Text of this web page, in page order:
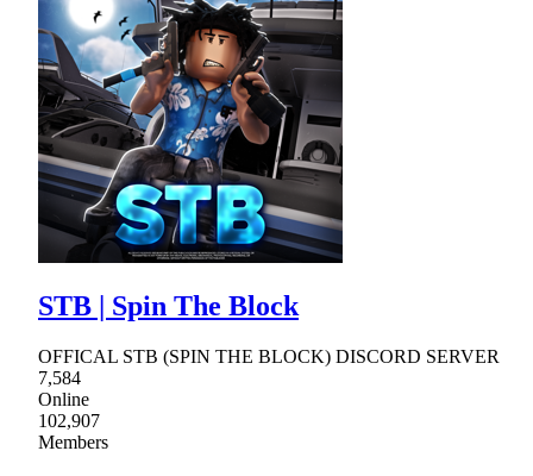
STB | Spin The Block
OFFICAL STB (SPIN THE BLOCK) DISCORD SERVER
7,584
Online
102,907
Members